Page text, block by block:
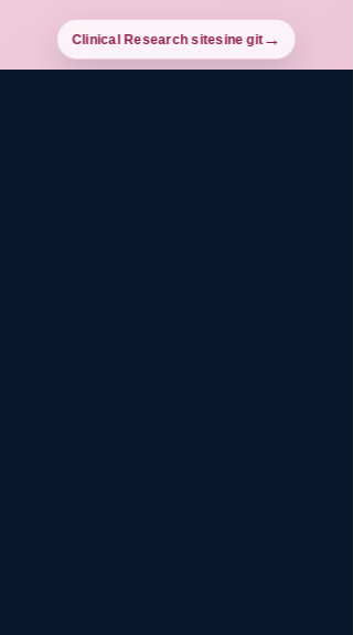
Clinical Research sitesine git